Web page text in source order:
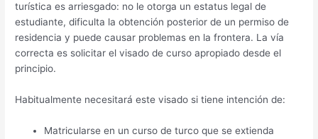
turística es arriesgado: no le otorga un estatus legal de
estudiante, dificulta la obtención posterior de un permiso de
residencia y puede causar problemas en la frontera. La vía
correcta es solicitar el visado de curso apropiado desde el
principio.
Habitualmente necesitará este visado si tiene intención de:
Matricularse en un curso de turco que se extienda